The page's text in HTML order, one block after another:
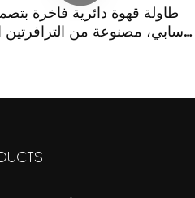
طاولة قهوة دائرية فاخرة
سابي، مصنوعة من الترافرتين